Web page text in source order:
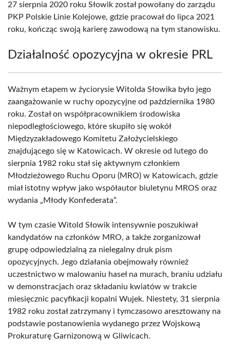
27 sierpnia 2020 roku Słowik został powołany do zarządu
PKP Polskie Linie Kolejowe, gdzie pracował do lipca 2021
roku, kończąc swoją karierę zawodową na tym stanowisku.
Działalność opozycyjna w okresie PRL
Ważnym etapem w życiorysie Witolda Słowika było jego
zaangażowanie w ruchy opozycyjne od października 1980
roku. Został on współpracownikiem środowiska
niepodległościowego, które skupiło się wokół
Międzyzakładowego Komitetu Założycielskiego
znajdującego się w Katowicach. W okresie od lutego do
sierpnia 1982 roku stał się aktywnym członkiem
Młodzieżowego Ruchu Oporu (MRO) w Katowicach, gdzie
miał istotny wpływ jako współautor biuletynu MROS oraz
wydania „Młody Konfederata”.
W tym czasie Witold Słowik intensywnie poszukiwał
kandydatów na członków MRO, a także zorganizował
grupę odpowiedzialną za nielegalny druk pism
opozycyjnych. Jego działania obejmowały również
uczestnictwo w malowaniu haseł na murach, braniu udziału
w demonstracjach oraz składaniu kwiatów w trakcie
miesięcznic pacyfikacji kopalni Wujek. Niestety, 31 sierpnia
1982 roku został zatrzymany i tymczasowo aresztowany na
podstawie postanowienia wydanego przez Wojskową
Prokuraturę Garnizonową w Gliwicach.